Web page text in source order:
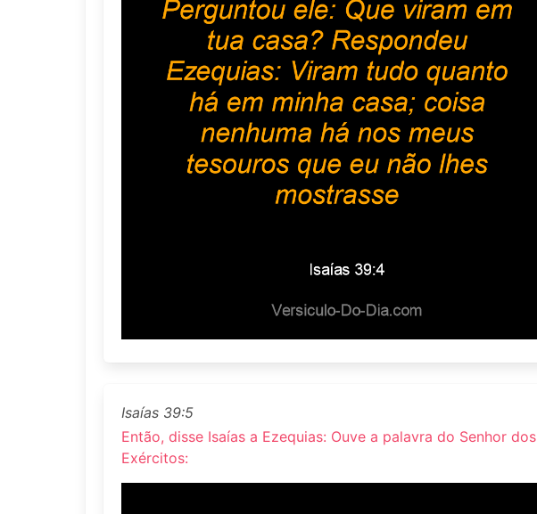
Isaías 39:5
Então, disse Isaías a Ezequias: Ouve a palavra do Senhor dos
Exércitos: